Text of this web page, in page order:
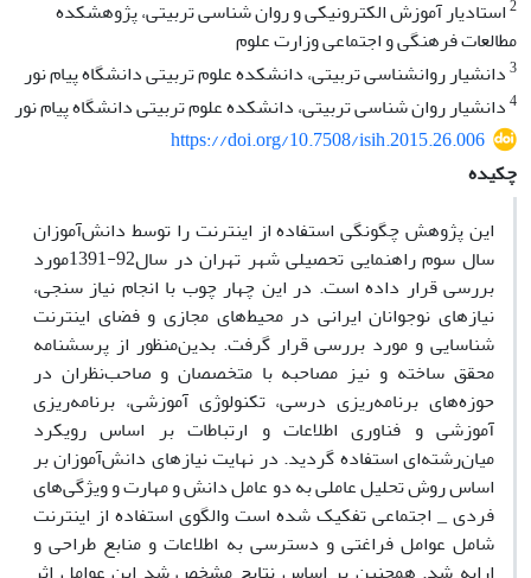
2استادیار آموزش الکترونیکی و روان شناسی تربیتی، پژوهشکده
مطالعات فرهنگی و اجتماعی وزارت علوم
3دانشیار روانشناسی تربیتی، دانشکده علوم تربیتی دانشگاه پیام نور
4دانشیار روان شناسی تربیتی، دانشکده علوم تربیتی دانشگاه پیام نور
https://doi.org/10.7508/isih.2015.26.006
چکیده
این پژوهش چگونگی استفاده از اینترنت را توسط دانشآموزان
سال سوم راهنمایی تحصیلی شهر تهران در سال92-1391مورد
بررسی قرار داده است. در این چهار چوب با انجام نیاز سنجی،
نیازهای نوجوانان ایرانی در محیطهای مجازی و فضای اینترنت
شناسایی و مورد بررسی قرار گرفت.بدینمنظور از پرسشنامه
محقق ساخته و نیز مصاحبه با متخصصان و صاحبنظران در
حوزههای برنامهریزی درسی، تکنولوژی آموزشی، برنامهریزی
آموزشی و فناوری اطلاعات و ارتباطات بر اساس رویکرد
میانرشتهای استفاده گردید. در نهایت نیازهای دانشآموزان بر
اساس روش تحلیل عاملی به دو عامل دانش و مهارت و ویژگیهای
فردی _ اجتماعی تفکیک شده است والگوی استفاده از اینترنت
شامل عوامل فراغتی و دسترسی به اطلاعات و منابع طراحی و